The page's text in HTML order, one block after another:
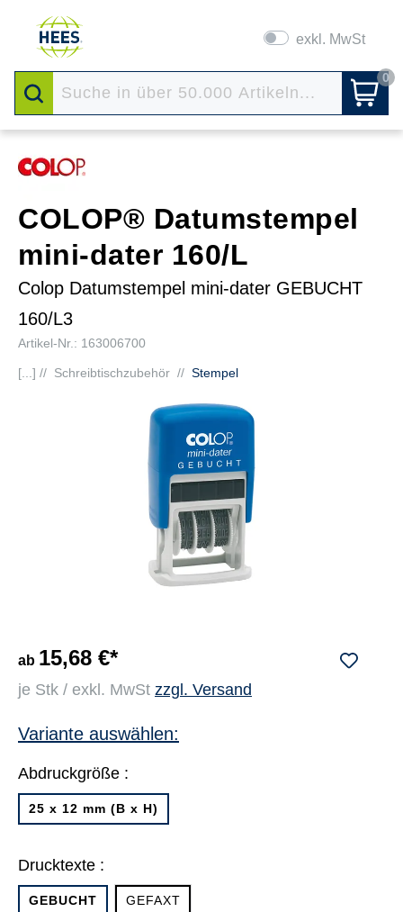
exkl. MwSt
0
COLOP® Datumstempel
mini-dater 160/L
Colop Datumstempel mini-dater GEBUCHT
160/L3
Artikel-Nr.: 163006700
[...] // Schreibtischzubehör // Stempel
ab 15,68 €*
je Stk / exkl. MwSt zzgl. Versand
Variante auswählen:
Abdruckgröße :
25 x 12 mm (B x H)
Drucktexte :
GEBUCHT GEFAXT